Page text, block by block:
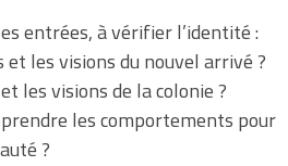
entrées, à vérifier l’identité :
les visions du nouvel arrivé ?
les visions de la colonie ?
les comportements pour
?